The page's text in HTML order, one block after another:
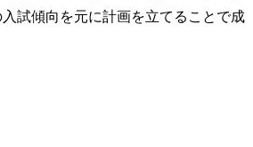
試傾向を元に計画を立てることで成